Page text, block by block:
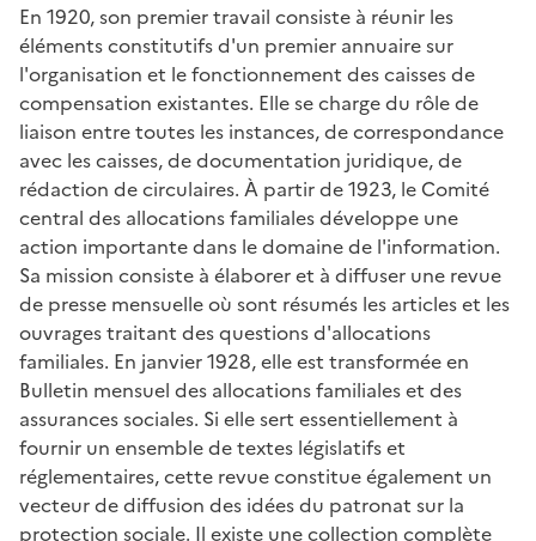
En 1920, son premier travail consiste à réunir les
éléments constitutifs d'un premier annuaire sur
l'organisation et le fonctionnement des caisses de
compensation existantes. Elle se charge du rôle de
liaison entre toutes les instances, de correspondance
avec les caisses, de documentation juridique, de
rédaction de circulaires. À partir de 1923, le Comité
central des allocations familiales développe une
action importante dans le domaine de l'information.
Sa mission consiste à élaborer et à diffuser une revue
de presse mensuelle où sont résumés les articles et les
ouvrages traitant des questions d'allocations
familiales. En janvier 1928, elle est transformée en
Bulletin mensuel des allocations familiales et des
assurances sociales. Si elle sert essentiellement à
fournir un ensemble de textes législatifs et
réglementaires, cette revue constitue également un
vecteur de diffusion des idées du patronat sur la
protection sociale. Il existe une collection complète